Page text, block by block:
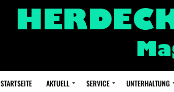
STARTSEITE AKTUELL SERVICE UNTERHALTUNG